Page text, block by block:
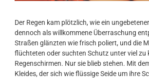
Der Regen kam plötzlich, wie ein
dennoch als willkommene Überraschung
Straßen glänzten wie frisch poliert, und die
flüchteten oder suchten Schutz unter viel zu
Regenschirmen. Nur sie blieb stehen. Mit
Kleides, der sich wie flüssige Seide um ihre